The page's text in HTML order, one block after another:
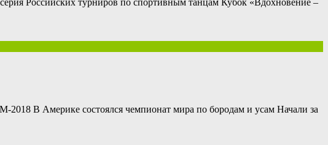
Российских турниров по спортивным танцам Кубок «Вдохновение –
2018 В Америке состоялся чемпионат мира по бородам и усам Начали за